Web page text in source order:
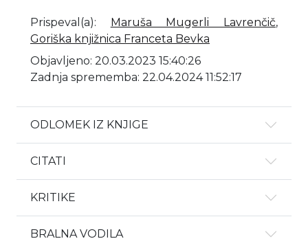
Prispeval(a): Maruša Mugerli Lavrenčič,
Goriška knjižnica Franceta Bevka
Objavljeno: 20.03.2023 15:40:26
Zadnja sprememba: 22.04.2024 11:52:17
ODLOMEK IZ KNJIGE
CITATI
KRITIKE
BRALNA VODILA